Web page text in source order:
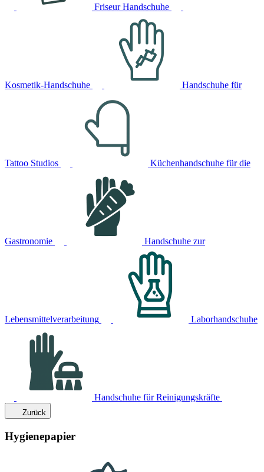
Friseur Handschuhe
Kosmetik-Handschuhe Handschuhe für
Tattoo Studios Küchenhandschuhe für die
Gastronomie Handschuhe zur
Lebensmittelverarbeitung Laborhandschuhe
Handschuhe für Reinigungskräfte
Zurück
Hygienepapier